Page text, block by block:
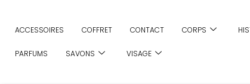
ACCESSOIRES COFFRET CONTACT CORPS
PARFUMS SAVONS VISAGE